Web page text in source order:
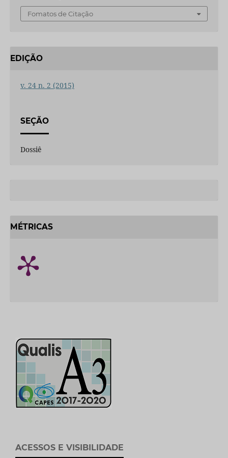
Fomatos de Citação
EDIÇÃO
v. 24 n. 2 (2015)
SEÇÃO
Dossiê
MÉTRICAS
ACESSOS E VISIBILIDADE